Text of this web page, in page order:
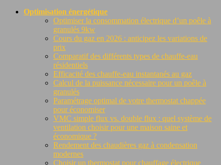
Optimisation énergétique
Optimiser la consommation électrique d’un poêle à
granulés 9kw
Cours du gaz en 2026 : anticipez les variations de
prix
Comparatif des différents types de chauffe-eau
résidentiels
Efficacité des chauffe-eau instantanés au gaz
Calcul de la puissance nécessaire pour un poêle à
granulés
Paramétrage optimal de votre thermostat chappée
pour économiser
VMC simple flux vs. double flux : quel système de
ventilation choisir pour une maison saine et
économique ?
Rendement des chaudières gaz à condensation
modernes
Choisir un thermostat pour chauffage électrique